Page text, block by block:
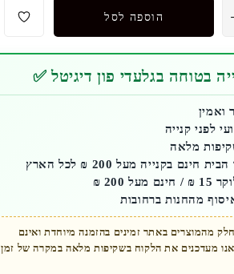
הוספה לסל
בטוחה בגלעדי פון דיגיטל ✅
ואמין
לפני קנייה
מלאה
בקנייה מעל 200 ₪ לכל הארץ
200 ₪
מהחנות ברחובות
מהמוצרים באתר זמינים בהזמנה מיוחדת ואינם
אנו מעדכנים את הלקוח בשקיפות מלאה במקרה של זמן